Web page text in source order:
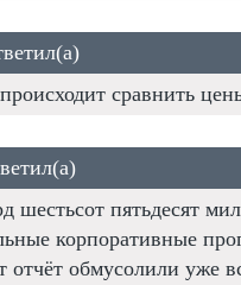
сравнить
шестьсот пятьдесят
корпоративные
отчёт обмусолили уже